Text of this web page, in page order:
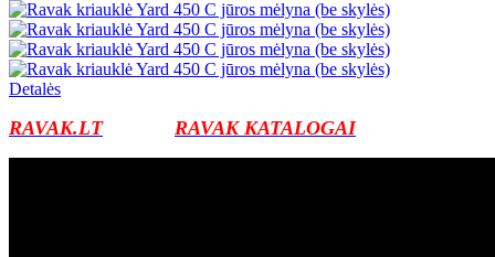
Detalės
RAVAK.LT RAVAK KATALOGAI